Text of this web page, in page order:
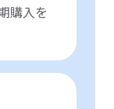
購入を